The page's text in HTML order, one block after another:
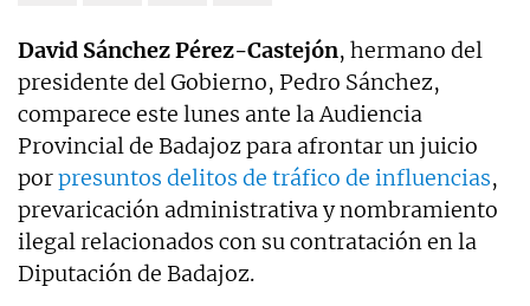
David Sánchez Pérez-Castejón, hermano del
presidente del Gobierno, Pedro Sánchez,
comparece este lunes ante la Audiencia
Provincial de Badajoz para afrontar un juicio
porpresuntos delitos de tráfico de influencias,
prevaricación administrativa y nombramiento
ilegal relacionados con su contratación en la
Diputación de Badajoz.